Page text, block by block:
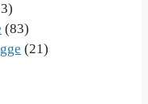
(83)
(21)